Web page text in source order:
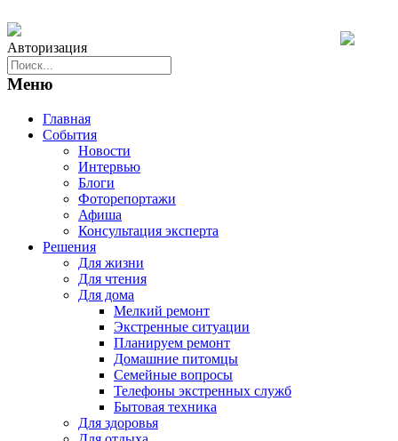
Авторизация
Меню
Главная
События
Новости
Интервью
Блоги
Фоторепортажи
Афиша
Консультация эксперта
Решения
Для жизни
Для чтения
Для дома
Мелкий ремонт
Экстренные ситуации
Планируем ремонт
Домашние питомцы
Семейные вопросы
Телефоны экстренных служб
Бытовая техника
Для здоровья